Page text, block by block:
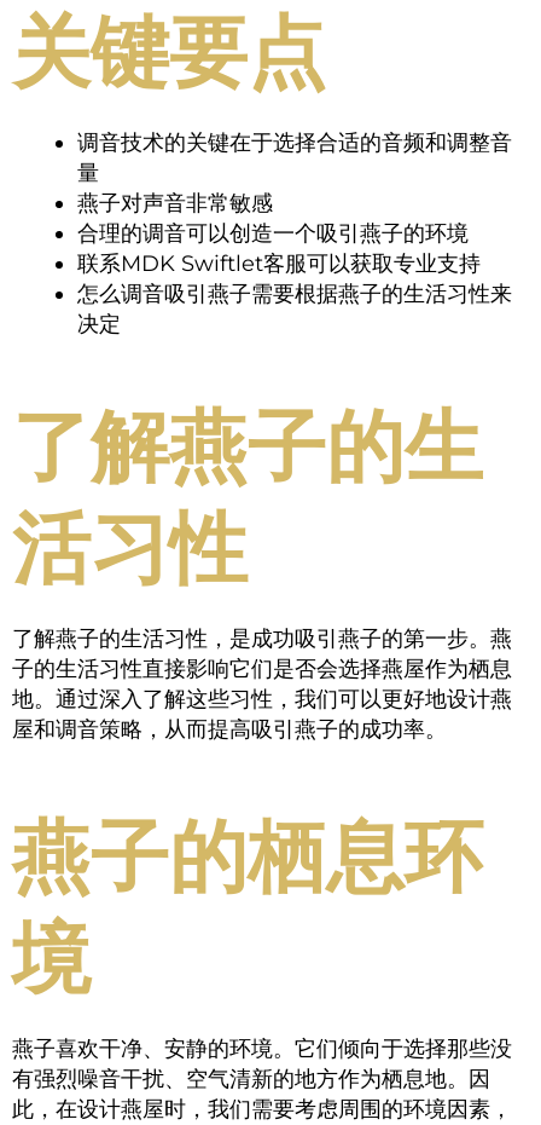
关键要点
调音技术的关键在于选择合适的音频和调整音
量
燕子对声音非常敏感
合理的调音可以创造一个吸引燕子的环境
联系MDK Swiftlet客服可以获取专业支持
怎么调音吸引燕子需要根据燕子的生活习性来
决定
了解燕子的生
活习性
了解燕子的生活习性，是成功吸引燕子的第一步。燕
子的生活习性直接影响它们是否会选择燕屋作为栖息
地。通过深入了解这些习性，我们可以更好地设计燕
屋和调音策略，从而提高吸引燕子的成功率。
燕子的栖息环
境
燕子喜欢干净、安静的环境。它们倾向于选择那些没
有强烈噪音干扰、空气清新的地方作为栖息地。因
此，在设计燕屋时，我们需要考虑周围的环境因素，